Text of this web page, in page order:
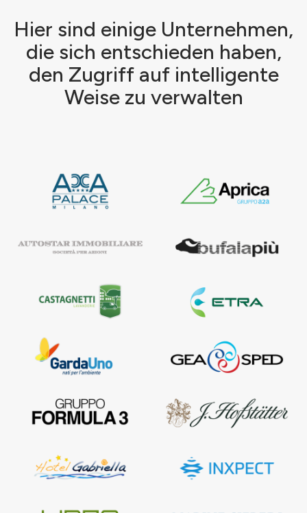
Hier sind einige Unternehmen,
die sich entschieden haben,
den Zugriff auf intelligente
Weise zu verwalten